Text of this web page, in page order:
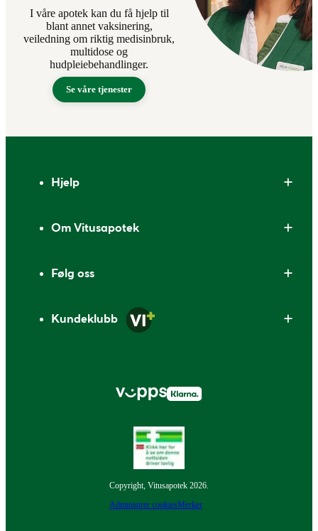
I våre apotek kan du få hjelp til
blant annet vaksinering,
veiledning om riktig medisinbruk,
multidose og
hudpleiebehandlinger.
Se våre tjenester
Hjelp
Om Vitusapotek
Følg oss
Kundeklubb
Copyright, Vitusapotek 2026.
Administrer cookiesMerker